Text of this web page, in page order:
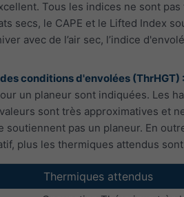
Tous les indices ne sont
secs, le CAPE et le Lifted Index
avec de l’air sec, l’indice
conditions d'envolées (ThrHGT) :
un planeur sont indiquées. Les
sont très approximatives et
soutiennent pas un planeur. En
plus les thermiques attendus
Thermiques attendus